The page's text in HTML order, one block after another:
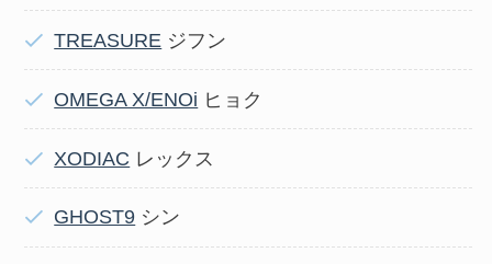
TREASURE ジフン
OMEGA X/ENOi ヒョク
XODIAC レックス
GHOST9 シン